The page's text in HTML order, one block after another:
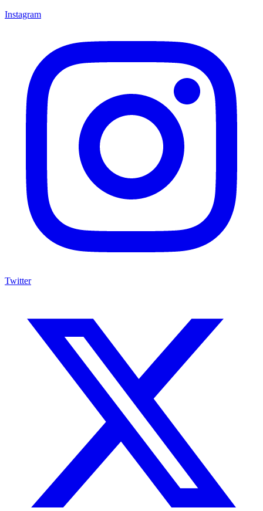
Instagram
Twitter